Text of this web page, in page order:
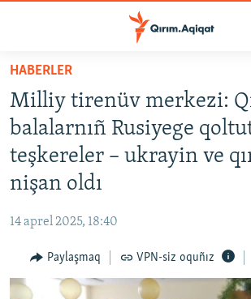
Esas
qaytmaq
Baş
navigatsiyağa
qaytmaq
Qıdıruvğa
HABERLER
SİYASET
İQTİSADİYAT
CEMİYET
İNSAN AQLARI
VİDEO
SÜRET
HABERLER
Milliy tirenüv merkezi:
balalarnıñ Rusiyege
teşkereler – ukrayin ve
nişan oldı
14 aprel 2025, 18:40
Paylaşmaq VPN-siz oquñız